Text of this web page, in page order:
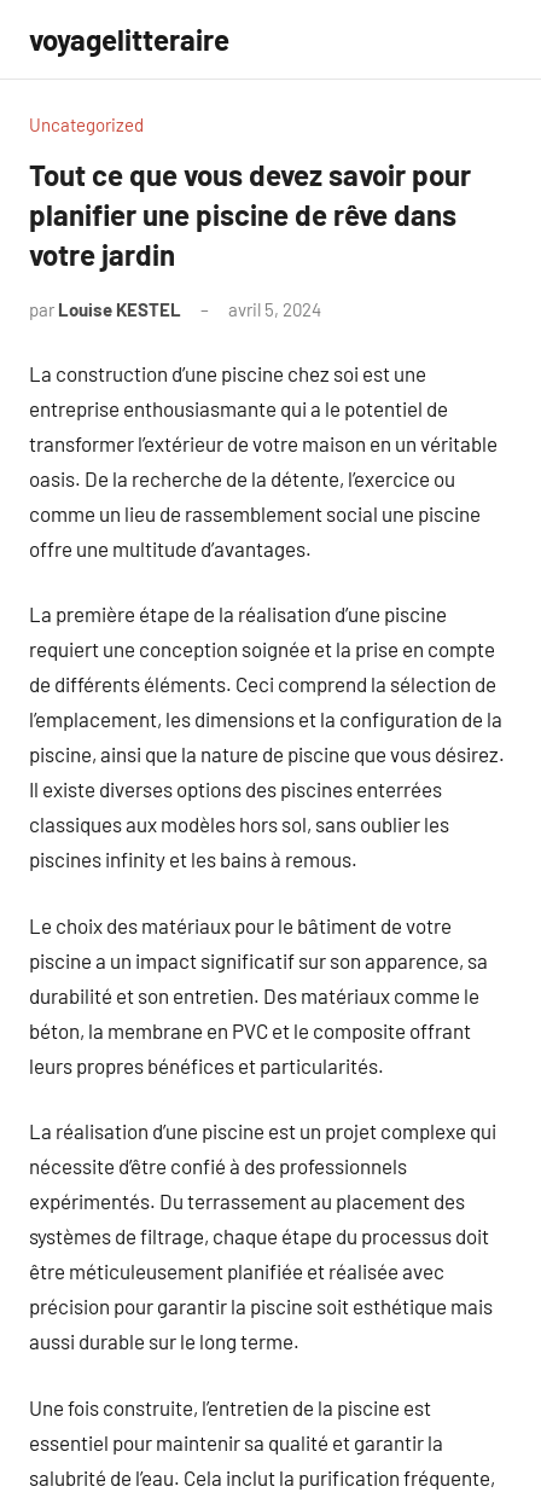
contenu
voyagelitteraire
Uncategorized
Tout ce que vous devez savoir pour
planifier une piscine de rêve dans
votre jardin
par Louise KESTEL avril 5, 2024
La construction d’une piscine chez soi est une
entreprise enthousiasmante qui a le potentiel de
transformer l’extérieur de votre maison en un véritable
oasis. De la recherche de la détente, l’exercice ou
comme un lieu de rassemblement social une piscine
offre une multitude d’avantages.
La première étape de la réalisation d’une piscine
requiert une conception soignée et la prise en compte
de différents éléments. Ceci comprend la sélection de
l’emplacement, les dimensions et la configuration de la
piscine, ainsi que la nature de piscine que vous désirez.
Il existe diverses options des piscines enterrées
classiques aux modèles hors sol, sans oublier les
piscines infinity et les bains à remous.
Le choix des matériaux pour le bâtiment de votre
piscine a un impact significatif sur son apparence, sa
durabilité et son entretien. Des matériaux comme le
béton, la membrane en PVC et le composite offrant
leurs propres bénéfices et particularités.
La réalisation d’une piscine est un projet complexe qui
nécessite d’être confié à des professionnels
expérimentés. Du terrassement au placement des
systèmes de filtrage, chaque étape du processus doit
être méticuleusement planifiée et réalisée avec
précision pour garantir la piscine soit esthétique mais
aussi durable sur le long terme.
Une fois construite, l’entretien de la piscine est
essentiel pour maintenir sa qualité et garantir la
salubrité de l’eau. Cela inclut la purification fréquente,